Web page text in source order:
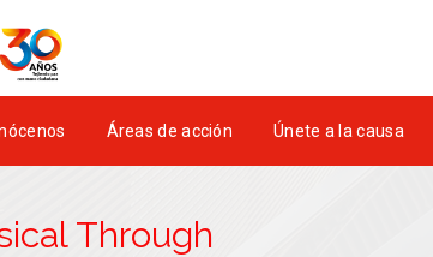
Áreas de acción Únete a la causa
Through